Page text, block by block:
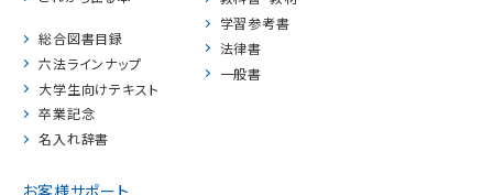
総合図書目録
六法ラインナップ
大学生向けテキスト
卒業記念
名入れ辞書
学習参考書
法律書
一般書
お客様サポート